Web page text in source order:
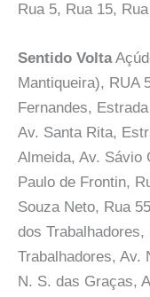
Rua 5, Rua 15,
Sentido Volta
Mantiqueira), RUA
Fernandes,
Av. Santa Rita,
Almeida, Av. Sávio
Paulo de Frontin,
Souza Neto, Rua
dos
Trabalhadores, Av.
N. S. das Graças,